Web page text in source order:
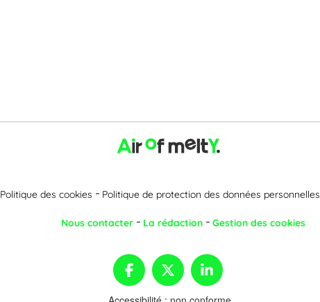
Politique des cookies Politique de protection des données personnelles
Nous contacter La rédaction Gestion des cookies